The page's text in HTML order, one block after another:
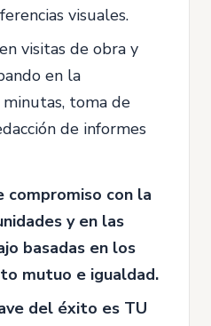
visuales.
visitas de obra y
en la
toma de
de informes
con la
y en las
basadas en los
mutuo e igualdad.
del éxito es TU